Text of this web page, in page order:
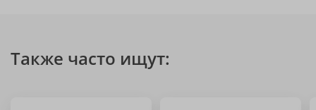
Также часто ищут: